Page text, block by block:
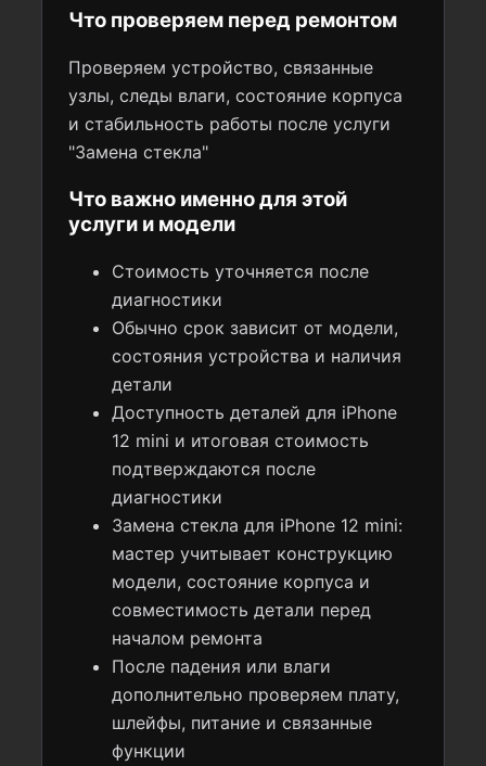
Что проверяем перед ремонтом
Проверяем устройство, связанные
узлы, следы влаги, состояние корпуса
и стабильность работы после услуги
"Замена стекла"
Что важно именно для этой
услуги и модели
Стоимость уточняется после
диагностики
Обычно срок зависит от модели,
состояния устройства и наличия
детали
Доступность деталей для iPhone
12 mini и итоговая стоимость
подтверждаются после
диагностики
Замена стекла для iPhone 12 mini:
мастер учитывает конструкцию
модели, состояние корпуса и
совместимость детали перед
началом ремонта
После падения или влаги
дополнительно проверяем плату,
шлейфы, питание и связанные
функции